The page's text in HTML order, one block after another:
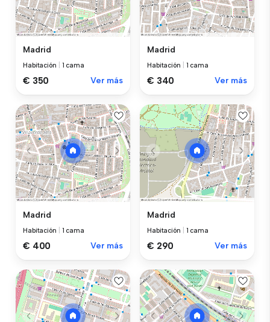
Madrid
Habitación 1 cama
€ 350 Ver más
Madrid
Habitación 1 cama
€ 340 Ver más
Madrid
Habitación 1 cama
€ 400 Ver más
Madrid
Habitación 1 cama
€ 290 Ver más